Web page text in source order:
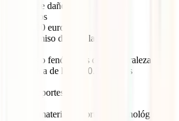
de daños
a terceros
15.000 euros
del permiso de circulación
o fenómenos de la naturaleza
y médica de hasta 50.000 euros
deportes
material deportivo y tecnológico